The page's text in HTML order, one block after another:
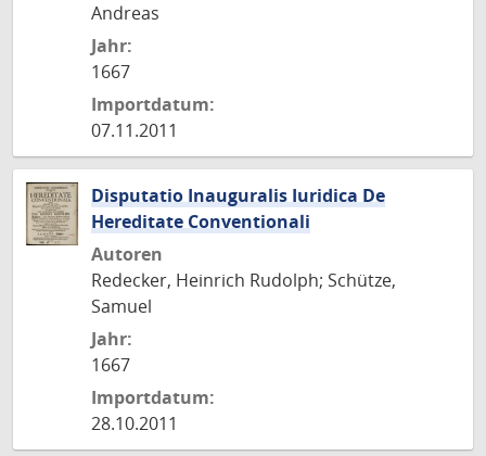
Andreas
Jahr:
1667
Importdatum:
07.11.2011
Disputatio Inauguralis Iuridica De
Hereditate Conventionali
Autoren
Redecker, Heinrich Rudolph; Schütze,
Samuel
Jahr:
1667
Importdatum:
28.10.2011